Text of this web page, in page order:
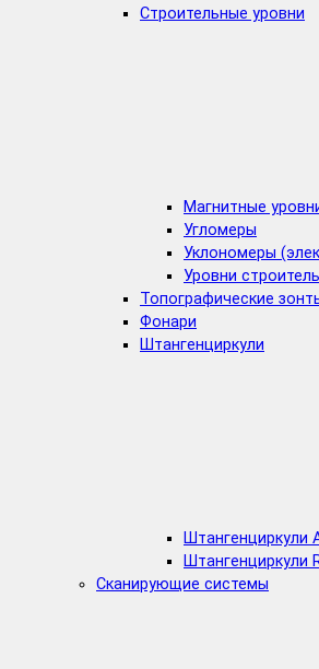
Строительные уровни
Магнитные
Угломеры
Уклономеры
Уровни
Топографические
Фонари
Штангенциркули
Штангенциркули
Штангенциркули
Сканирующие системы